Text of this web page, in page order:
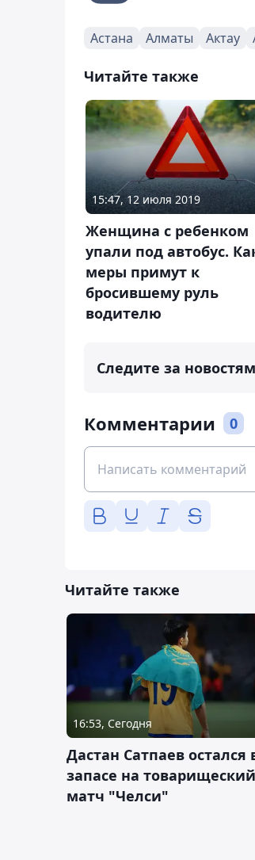
Астана Алматы Актау
Читайте также
15:47, 12 июля 2019
Женщина с ребенком
упали под автобус.
меры примут к
бросившему руль
водителю
Следите за
Комментарии 0
Читайте также
16:53, Сегодня
Дастан Сатпаев остался
запасе на товарищеский
матч "Челси"